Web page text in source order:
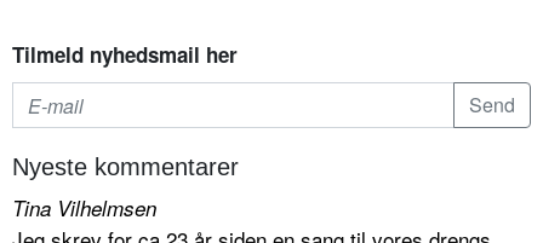
Tilmeld nyhedsmail her
Nyeste kommentarer
Tina Vilhelmsen